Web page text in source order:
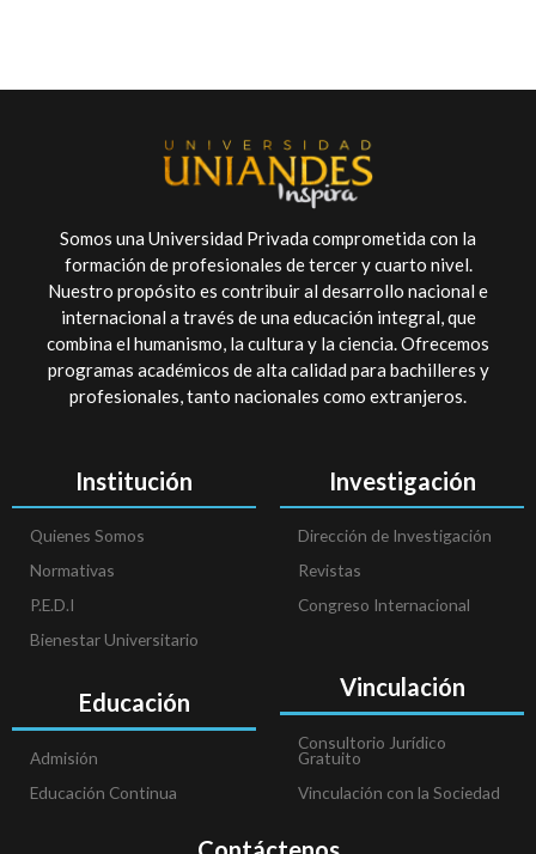
Somos una Universidad Privada comprometida con la
formación de profesionales de tercer y cuarto nivel.
Nuestro propósito es contribuir al desarrollo nacional e
internacional a través de una educación integral, que
combina el humanismo, la cultura y la ciencia. Ofrecemos
programas académicos de alta calidad para bachilleres y
profesionales, tanto nacionales como extranjeros.
Institución
Quienes Somos
Normativas
P.E.D.I
Bienestar Universitario
Educación
Admisión
Educación Continua
Investigación
Dirección de Investigación
Revistas
Congreso Internacional
Vinculación
Consultorio Jurídico
Gratuito
Vinculación con la Sociedad